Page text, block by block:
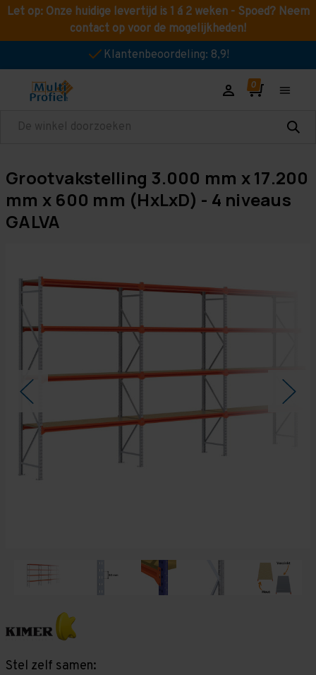
Let op: Onze huidige levertijd is 1 á 2 weken - Spoed? Neem
contact op voor de mogelijkheden!
Klantenbeoordeling: 8,9!
Zoeken
Grootvakstelling 3.000 mm x 17.200
mm x 600 mm (HxLxD) - 4 niveaus
GALVA
Stel zelf samen: